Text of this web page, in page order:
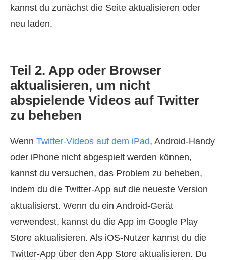
kannst du zunächst die Seite aktualisieren oder
neu laden.
Teil 2. App oder Browser
aktualisieren, um nicht
abspielende Videos auf Twitter
zu beheben
Wenn Twitter-Videos auf dem iPad, Android‑Handy
oder iPhone nicht abgespielt werden können,
kannst du versuchen, das Problem zu beheben,
indem du die Twitter-App auf die neueste Version
aktualisierst. Wenn du ein Android-Gerät
verwendest, kannst du die App im Google Play
Store aktualisieren. Als iOS‑Nutzer kannst du die
Twitter-App über den App Store aktualisieren. Du